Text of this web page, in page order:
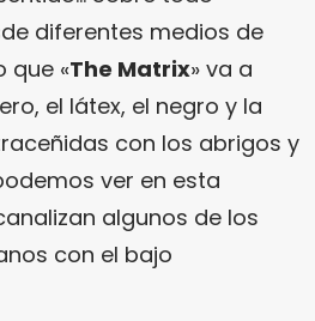
diferentes medios de
que «The Matrix» va a
el látex, el negro y la
con los abrigos y
ver en esta
algunos de los
con el bajo